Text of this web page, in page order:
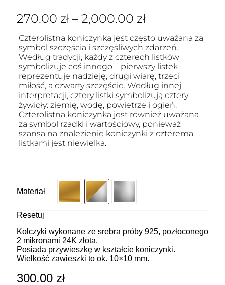
270.00 zł – 2,000.00 zł
Czterolistna koniczynka jest często uważana za
symbol szczęścia i szczęśliwych zdarzeń.
Według tradycji, każdy z czterech listków
symbolizuje coś innego – pierwszy listek
reprezentuje nadzieję, drugi wiarę, trzeci
miłość, a czwarty szczęście. Według innej
interpretacji, cztery listki symbolizują cztery
żywioły: ziemię, wodę, powietrze i ogień.
Czterolistna koniczynka jest również uważana
za symbol rzadki i wartościowy, ponieważ
szansa na znalezienie koniczynki z czterema
listkami jest niewielka.
Materiał
Resetuj
Kolczyki wykonane ze srebra próby 925, pozłoconego
2 mikronami 24K złota.
Posiada przywieszkę w kształcie koniczynki.
Wielkość zawieszki to ok. 10×10 mm.
300.00 zł